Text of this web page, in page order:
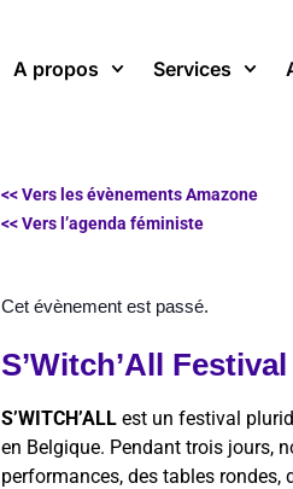
A propos Services
<< Vers les évènements Amazone
<< Vers l’agenda féministe
Cet évènement est passé.
S’Witch’All Festival
S’WITCH’ALL est un festival
en Belgique. Pendant trois jours,
performances, des tables rondes,